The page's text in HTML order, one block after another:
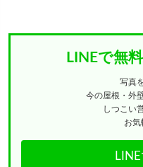
LINEで無
写真
今の屋根・外
しつこい
お気